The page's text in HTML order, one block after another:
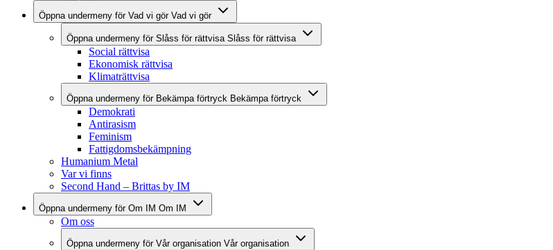
Öppna undermeny för Vad vi gör Vad vi gör
Öppna undermeny för Slåss för rättvisa Slåss för rättvisa
Social rättvisa
Ekonomisk rättvisa
Klimaträttvisa
Öppna undermeny för Bekämpa förtryck Bekämpa förtryck
Demokrati
Antirasism
Feminism
Fattigdomsbekämpning
Humanium Metal
Var vi finns
Second Hand – Brittas by IM
Öppna undermeny för Om IM Om IM
Om oss
Öppna undermeny för Vår organisation Vår organisation